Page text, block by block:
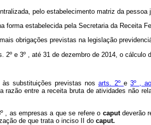
pelo estabelecimento matriz da pessoa
forma estabelecida pela Secretaria da Receita
obrigações previstas na legislação
e 3º , até 31 de dezembro de 2014, o cálculo
substituições previstas nos arts. 2ºe3º ,
razão entre a receita bruta de atividades não
, as empresas a que se refere o caput deverão
de que trata o inciso II do caput.